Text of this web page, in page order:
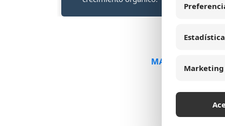
MARGETC,
Como
Marketing